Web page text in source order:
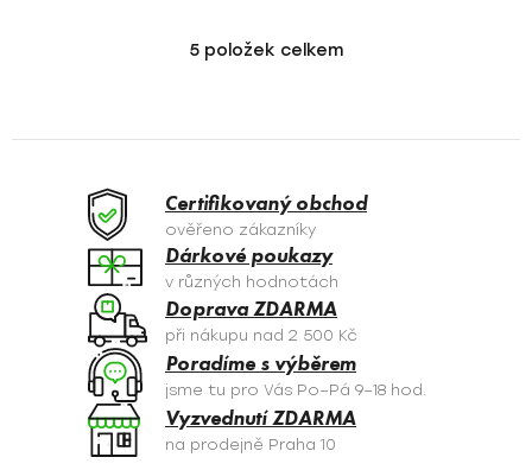
O
á
c
í
p
r
v
k
y
v
ý
p
5položek celkem
Certifikovaný obchod
ověřeno zákazníky
Dárkové poukazy
v různých hodnotách
Doprava ZDARMA
při nákupu nad 2 500 Kč
Poradíme s výběrem
jsme tu pro Vás Po–Pá 9–18 hod.
Vyzvednutí ZDARMA
na prodejně Praha 10